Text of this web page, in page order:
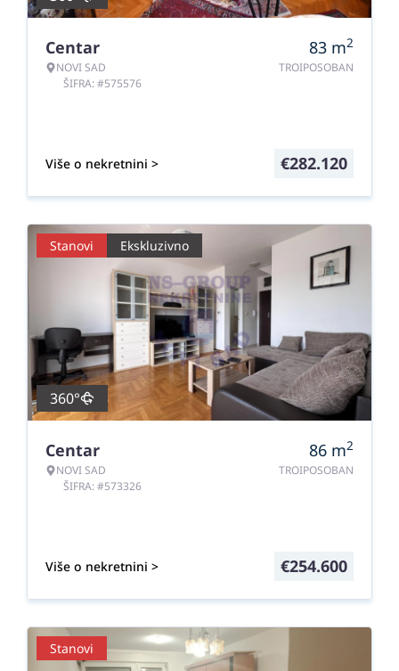
Centar
NOVI SAD
ŠIFRA: #575576
83 m2
TROIPOSOBAN
Više o nekretnini > €282.120
Stanovi Ekskluzivno
360°
Centar
NOVI SAD
ŠIFRA: #573326
86 m2
TROIPOSOBAN
Više o nekretnini > €254.600
Stanovi